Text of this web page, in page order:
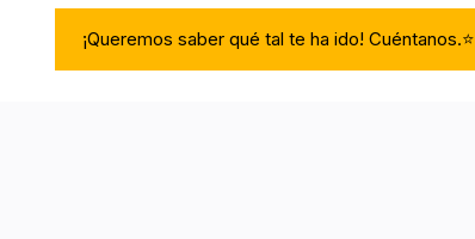
¡Queremos saber qué tal te ha ido! Cuéntanos.⭐